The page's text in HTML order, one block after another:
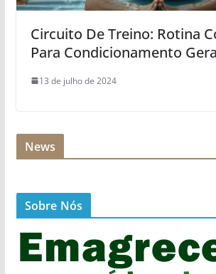
Circuito De Treino: Rotina
Para Condicionamento
13 de julho de 2024
News
Sobre Nós